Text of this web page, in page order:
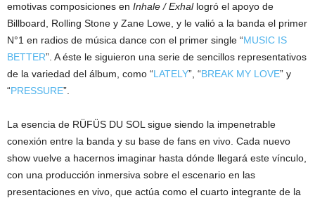
emotivas composiciones en Inhale / Exhallogró el apoyo de
Billboard, Rolling Stone y Zane Lowe, y le valió a la banda el primer
N°1 en radios de música dance con el primer single “MUSIC IS
BETTER”. A éste le siguieron una serie de sencillos representativos
de la variedad del álbum, como “LATELY”, “BREAK MY LOVE” y
“PRESSURE”.
La esencia de RÜFÜS DU SOL sigue siendo la impenetrable
conexión entre la banda y su base de fans en vivo. Cada nuevo
show vuelve a hacernos imaginar hasta dónde llegará este vínculo,
con una producción inmersiva sobre el escenario en las
presentaciones en vivo, que actúa como el cuarto integrante de la